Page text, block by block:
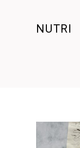
NUTRI